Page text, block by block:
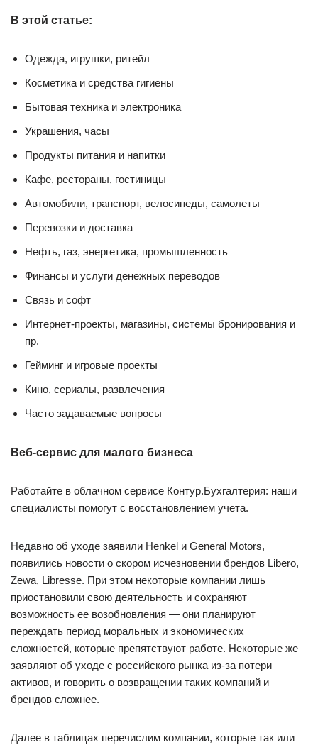
В этой статье:
Одежда, игрушки, ритейл
Косметика и средства гигиены
Бытовая техника и электроника
Украшения, часы
Продукты питания и напитки
Кафе, рестораны, гостиницы
Автомобили, транспорт, велосипеды, самолеты
Перевозки и доставка
Нефть, газ, энергетика, промышленность
Финансы и услуги денежных переводов
Связь и софт
Интернет-проекты, магазины, системы бронирования и
пр.
Гейминг и игровые проекты
Кино, сериалы, развлечения
Часто задаваемые вопросы
Веб-сервис для малого бизнеса
Работайте в облачном сервисе Контур.Бухгалтерия: наши
специалисты помогут с восстановлением учета.
Недавно об уходе заявили Henkel и General Motors,
появились новости о скором исчезновении брендов Libero,
Zewa, Libresse. При этом некоторые компании лишь
приостановили свою деятельность и сохраняют
возможность ее возобновления — они планируют
переждать период моральных и экономических
сложностей, которые препятствуют работе. Некоторые же
заявляют об уходе с российского рынка из-за потери
активов, и говорить о возвращении таких компаний и
брендов сложнее.
Далее в таблицах перечислим компании, которые так или